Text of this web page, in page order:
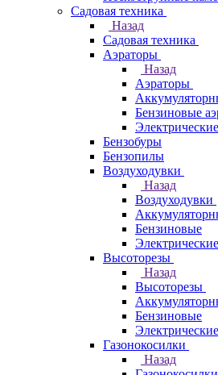
Садовая техника
Назад
Садовая техника
Аэраторы
Назад
Аэраторы
Бензиновые
Электрические
Бензобуры
Бензопилы
Воздуходувки
Назад
Воздуходувки
Бензиновые
Электрические
Высоторезы
Назад
Высоторезы
Бензиновые
Электрические
Газонокосилки
Назад